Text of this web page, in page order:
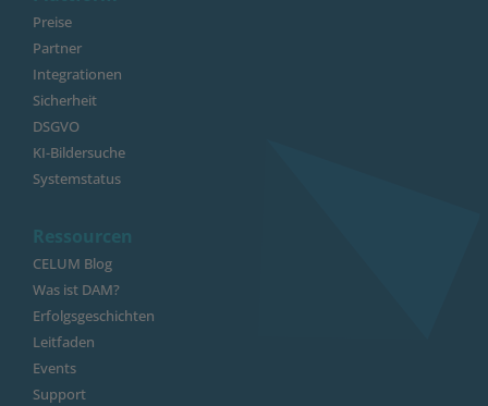
Preise
Partner
Integrationen
Sicherheit
DSGVO
KI-Bildersuche
Systemstatus
Ressourcen
CELUM Blog
Was ist DAM?
Erfolgsgeschichten
Leitfaden
Events
Support